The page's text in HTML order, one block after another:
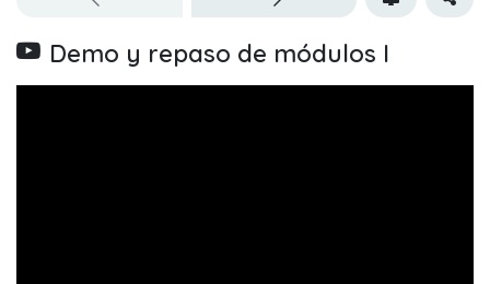
Demo y repaso de módulos I